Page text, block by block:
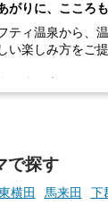
がりに、こころ
ティ温泉から、
い楽しみ方をご提
やタロットなど気
占いで、“ととの
を、もっと特別に
で探す
横田 馬来田 下